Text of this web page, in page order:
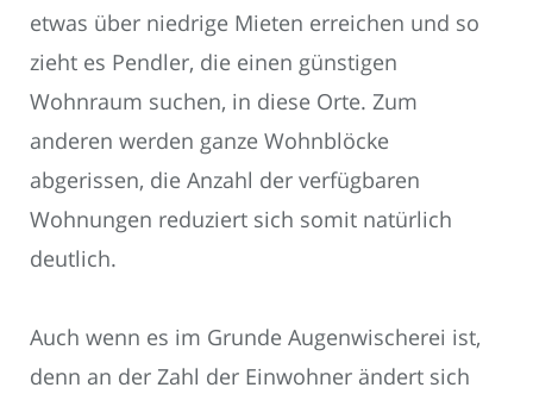
etwas über niedrige Mieten erreichen und so
zieht es Pendler, die einen günstigen
Wohnraum suchen, in diese Orte. Zum
anderen werden ganze Wohnblöcke
abgerissen, die Anzahl der verfügbaren
Wohnungen reduziert sich somit natürlich
deutlich.
Auch wenn es im Grunde Augenwischerei ist,
denn an der Zahl der Einwohner ändert sich